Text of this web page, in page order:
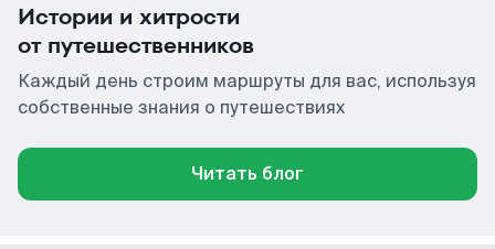
Истории и хитрости
от путешественников
Каждый день строим маршруты для вас, используя
собственные знания о путешествиях
Читать блог